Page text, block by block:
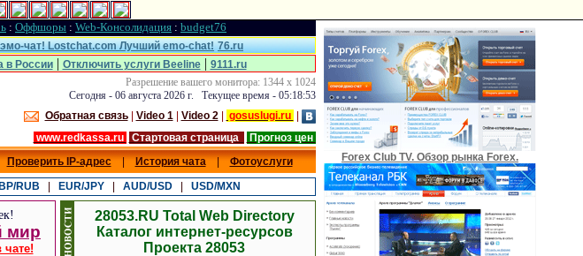
: Оффшоры : Web-Консолидация : budget76
чат! Lostchat.com Лучший emo-chat! 76.ru
в России| Отключить услуги Beeline| 9111.ru
Разрешение вашего монитора: 1344 x 1024
Сегодня - 06 августа 2026 г. Текущее время - 05:18:53
Обратная связь| Video 1| Video 2| gosuslugi.ru
www.redkassa.ru
Стартовая страница
Прогноз цен
Проверить IP-адрес| История чата| Фотоуслуги
RUB EUR/JPY| AUD/USD| USD/MXN
мир
чате!
28053.RU Total Web Directory
Каталог интернет-ресурсов
Проекта 28053
Forex Club TV. Обзор рынка Forex.